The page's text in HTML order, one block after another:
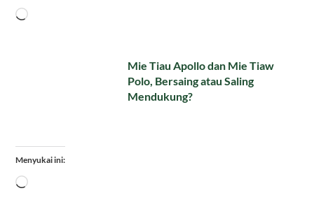
Memuat...
Mie Tiau Apollo dan Mie Tiaw
Polo, Bersaing atau Saling
Mendukung?
Menyukai ini:
Memuat...